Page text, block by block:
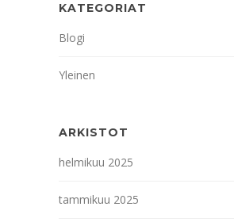
KATEGORIAT
Blogi
Yleinen
ARKISTOT
helmikuu 2025
tammikuu 2025